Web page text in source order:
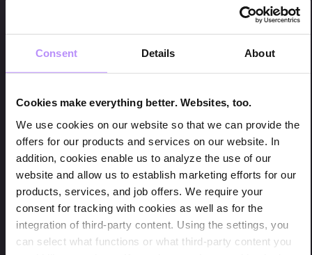
Consent Details About
Cookies make everything better. Websites, too.
We use cookies on our website so that we can provide the
offers for our products and services on our website. In
addition, cookies enable us to analyze the use of our
website and allow us to establish marketing efforts for our
products, services, and job offers. We require your
consent for tracking with cookies as well as for the
integration of third-party content. Using the settings, you
can select what functions or what third-party content you
effektiv sind. Mit diesen Erkenntnissen können Cross-
Channel-Strategien optimiert werden, was zu einer
Engagement und mehr Conversions führt. Marketing
Analytics hilft dabei, den Einfluss von
wie Kanäle und Strategien verbessert werden können.
Customer Lifetime Value (CLV) und
Customer Acquisition Cost (CAC)
Customer Lifetime Value (CLV) und Customer
Acquisition Cost (CAC) sind zwei wichtige Kennzahlen